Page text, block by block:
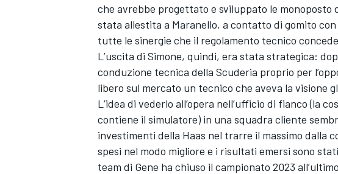
che avrebbe progettato e sviluppato le monoposto
stata allestita a Maranello, a contatto di gomito
tutte le sinergie che il regolamento tecnico
L’uscita di Simone, quindi, era stata strategica:
conduzione tecnica della Scuderia proprio per
libero sul mercato un tecnico che aveva la visione
L’idea di vederlo all’opera nell’ufficio di fianco (la
contiene il simulatore) in una squadra cliente
investimenti della Haas nel trarre il massimo dalla
spesi nel modo migliore e i risultati emersi sono
team di Gene ha chiuso il campionato 2023